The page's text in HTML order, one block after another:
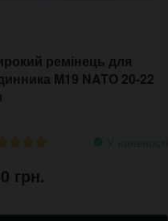
ремінець для
M19 NATO 20-22
У наявності
грн.